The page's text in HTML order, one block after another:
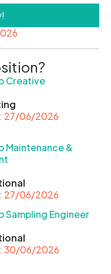
Creative
27/06/2026
Maintenance &
27/06/2026
Sampling Engineer
30/06/2026